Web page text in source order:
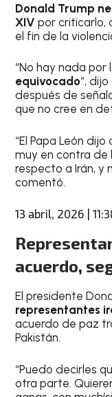
Donald Trump
XIV por criticarlo,
el fin de la
“No hay nada por
equivocado“,
después de
que no cree en
“El Papa León
muy en contra de
respecto a Irán, y
comentó.
13 abril, 2026 |
acuerdo,
El presidente
representantes
acuerdo de paz
Pakistán.
“Puedo decirles
otra parte.